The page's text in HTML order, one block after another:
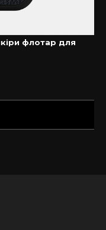
флотар для